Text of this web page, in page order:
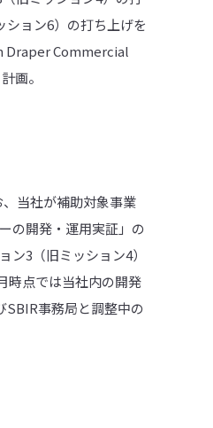
ョン6）の打ち上げを
Draper Commercial
画。
当社が補助対象事業
の開発・運用実証」の
3（旧ミッション4）
時点では当社内の開発
SBIR事務局と調整中の